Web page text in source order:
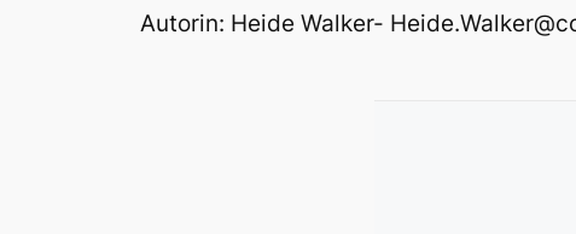
Autorin: Heide Walker-